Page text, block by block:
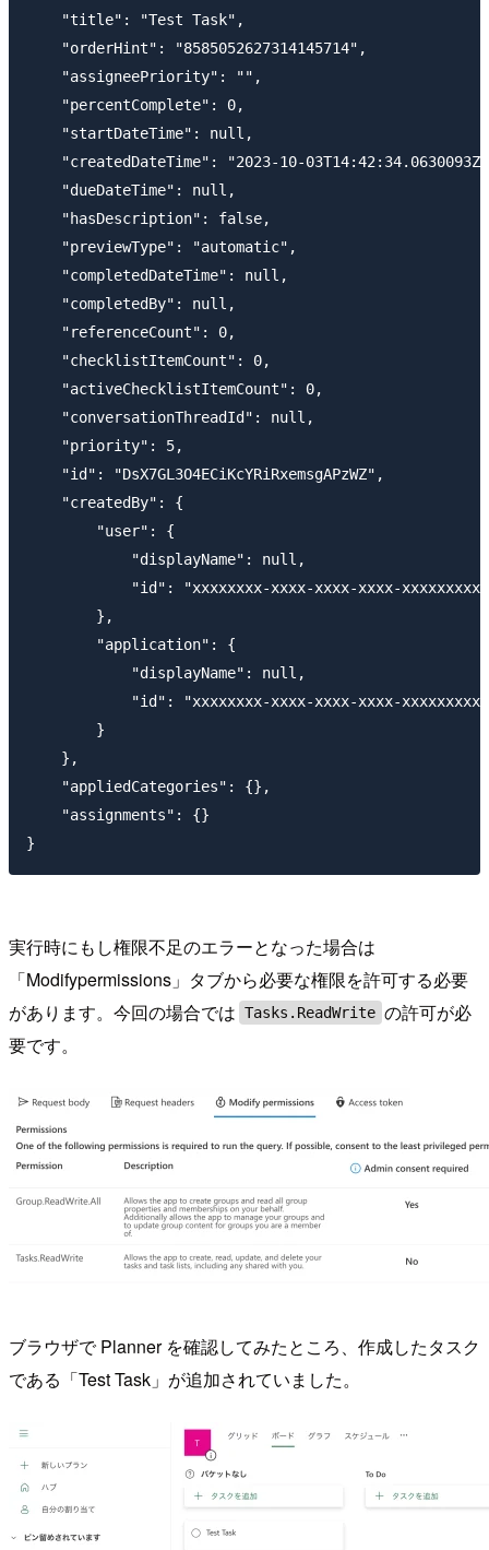
    "title": "Test Task",
    "orderHint": "8585052627314145714",
    "assigneePriority": "",
    "percentComplete": 0,
    "startDateTime": null,
"createdDateTime": "2023-10-
    "dueDateTime": null,
    "hasDescription": false,
    "previewType": "automatic",
    "completedDateTime": null,
    "completedBy": null,
    "referenceCount": 0,
    "checklistItemCount": 0,
    "activeChecklistItemCount": 0,
    "conversationThreadId": null,
    "priority": 5,
    "id": "DsX7GL3O4ECiKcYRiRxemsgAPzWZ",
    "createdBy": {
        "user": {
            "displayName": null,
"id": "xxxxxxxx-xxxx-xxxx-xxxx-
        },
        "application": {
            "displayName": null,
"id": "xxxxxxxx-xxxx-xxxx-xxxx-
        }
    },
    "appliedCategories": {},
    "assignments": {}
実行時にもし権限不足のエラーとなった場合は
「Modifypermissions」タブから必要な権限を許可する必要
があります。今回の場合では Tasks.ReadWrite の許可が必
要です。
ブラウザで Planner を確認してみたところ、作成したタスク
である「Test Task」が追加されていました。